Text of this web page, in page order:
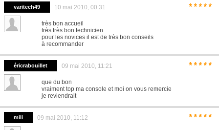
varitech49 10 mai 2010, 00:31 *****
très bon accueil
très très bon technicien
pour les novices il est de très bon conseils
à recommander
éricrabouillet 09 mai 2010, 11:21 *****
que du bon
vraiment top ma console et moi on vous remercie
je reviendrait
mili 09 mai 2010, 11:12 *****